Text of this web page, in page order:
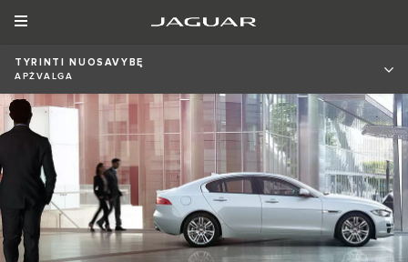
TYRINTI NUOSAVYBĘ
APŽVALGA